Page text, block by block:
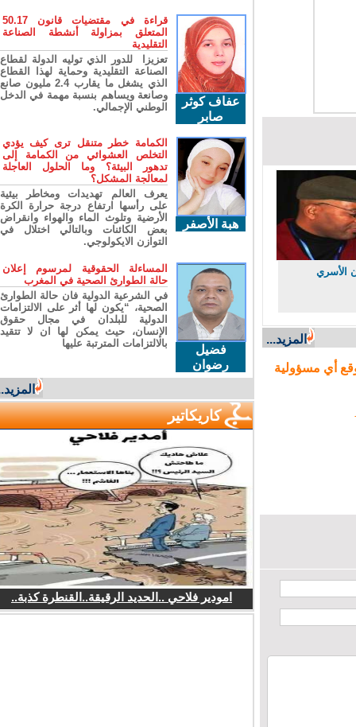
المزيد...
أي مسؤولية
عفاف كوثر
صابر
قراءة في مقتضيات قانون 50.17
المتعلق بمزاولة أنشطة الصناعة
التقليدية
تعزيزا للدور الذي توليه الدولة لقطاع
الصناعة التقليدية وحماية لهذا القطاع
الذي يشغل ما يقارب 2.4 مليون صانع
وصانعة ويساهم بنسبة مهمة في الدخل
الوطني الإجمالي.
هبة الأصفر
الكمامة خطر متنقل ترى كيف يؤدي
التخلص العشوائي من الكمامة إلى
تدهور البيئة؟ وما الحلول العاجلة
لمعالجة المشكل؟
يعرف العالم تهديدات ومخاطر بيئية
على رأسها ارتفاع درجة حرارة الكرة
الأرضية وتلوث الماء والهواء وانقراض
بعض الكائنات وبالتالي اختلال في
التوازن الايكولوجي.
فضيل
رضوان
المساءلة الحقوقية لمرسوم إعلان
حالة الطوارئ الصحية في المغرب
في الشرعية الدولية فان حالة الطوارئ
الصحية، “يكون لها أثر على الالتزامات
الدولية للبلدان في مجال حقوق
الإنسان، حيث يمكن لها ان لا تتقيد
بالالتزامات المترتبة عليها
المزيد...
كاريكاتير
امودير فلاحي ..الحديد الرقيقة..القنطرة كذبة..